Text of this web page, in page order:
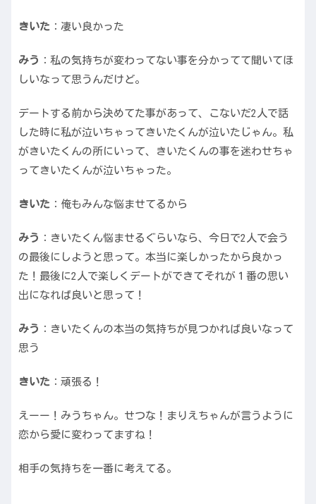
きいた ：凄い良かった
みう ：私の気持ちが変わってない事を分かってて聞いてほ
しいなって思うんだけど。
デートする前から決めてた事があって、こないだ2人で話
した時に私が泣いちゃってきいたくんが泣いたじゃん。私
がきいたくんの所にいって、きいたくんの事を迷わせちゃ
ってきいたくんが泣いちゃった。
きいた ：俺もみんな悩ませてるから
みう ：きいたくん悩ませるぐらいなら、今日で2人で会う
の最後にしようと思って。本当に楽しかったから良かっ
た！最後に2人で楽しくデートができてそれが１番の思い
出になれば良いと思って！
みう ：きいたくんの本当の気持ちが見つかれば良いなって
思う
きいた ：頑張る！
えーー！みうちゃん。せつな！まりえちゃんが言うように
恋から愛に変わってますね！
相手の気持ちを一番に考えてる。